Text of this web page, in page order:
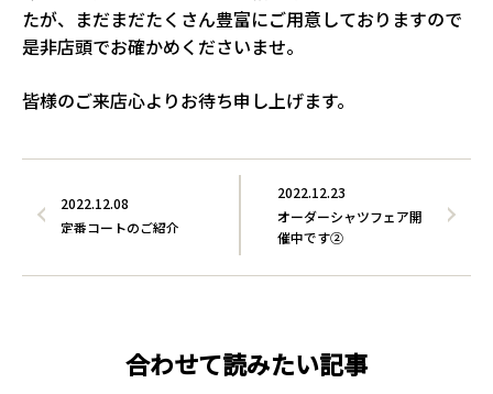
たが、まだまだたくさん豊富にご用意しておりますので
是非店頭でお確かめくださいませ。
皆様のご来店心よりお待ち申し上げます。
2022.12.23
オーダーシャツフェア開
催中です②
2022.12.08
定番コートのご紹介
合わせて読みたい記事